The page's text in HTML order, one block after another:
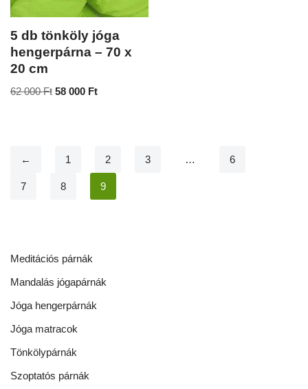
5 db tönköly jóga
hengerpárna – 70 x
20 cm
62 000Ft 58 000 Ft
← 1 2 3 … 6
7 8 9
Meditációs párnák
Mandalás jógapárnák
Jóga hengerpárnák
Jóga matracok
Tönkölypárnák
Szoptatós párnák